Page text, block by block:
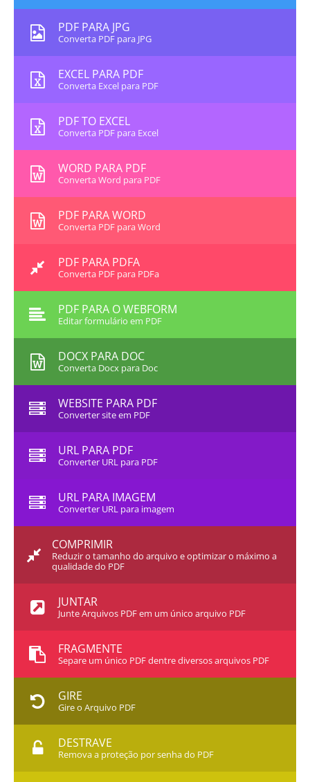
PDF PARA JPG
Converta PDF para JPG
EXCEL PARA PDF
Converta Excel para PDF
PDF TO EXCEL
Converta PDF para Excel
WORD PARA PDF
Converta Word para PDF
PDF PARA WORD
Converta PDF para Word
PDF PARA PDFA
Converta PDF para PDFa
PDF PARA O WEBFORM
Editar formulário em PDF
DOCX PARA DOC
Converta Docx para Doc
WEBSITE PARA PDF
Converter site em PDF
URL PARA PDF
Converter URL para PDF
URL PARA IMAGEM
Converter URL para imagem
COMPRIMIR
Reduzir o tamanho do arquivo e optimizar o máximo a
qualidade do PDF
JUNTAR
Junte Arquivos PDF em um único arquivo PDF
FRAGMENTE
Separe um único PDF dentre diversos arquivos PDF
GIRE
Gire o Arquivo PDF
DESTRAVE
Remova a proteção por senha do PDF